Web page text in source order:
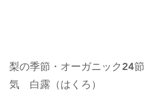
梨の季節・オーガニック24節
気　白露（はくろ）